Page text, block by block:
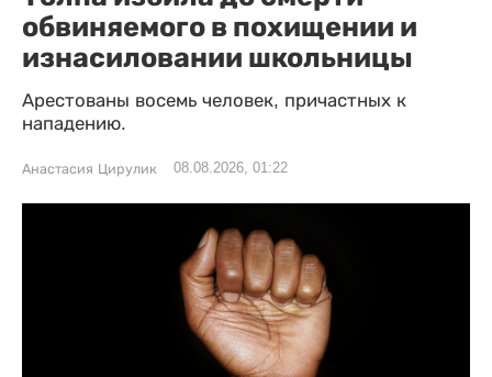
обвиняемого в похищении и
изнасиловании школьницы
Арестованы восемь человек, причастных к
нападению.
Анастасия Цирулик 08.08.2026, 01:22